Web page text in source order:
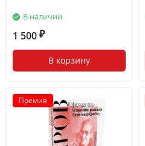
В наличии
1 500 ₽
В корзину
Премия